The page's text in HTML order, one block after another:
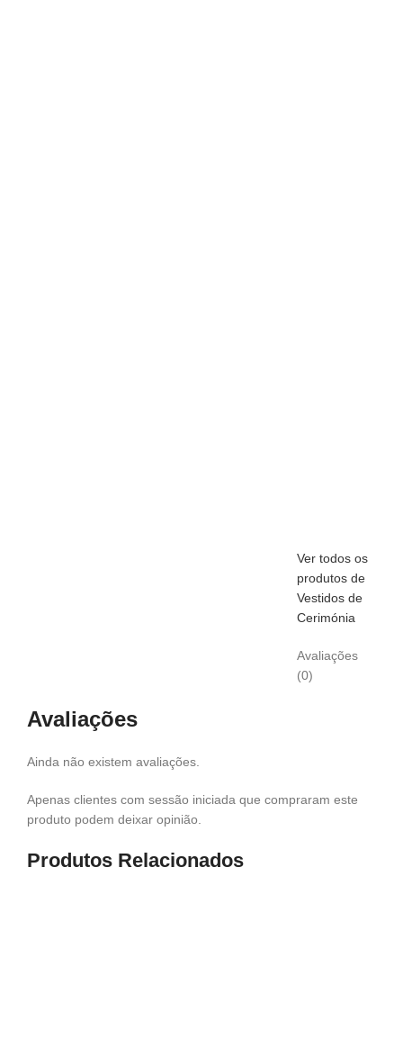
Ver todos os
produtos de
Vestidos de
Cerimónia
Avaliações
(0)
Avaliações
Ainda não existem avaliações.
Apenas clientes com sessão iniciada que compraram este
produto podem deixar opinião.
Produtos Relacionados